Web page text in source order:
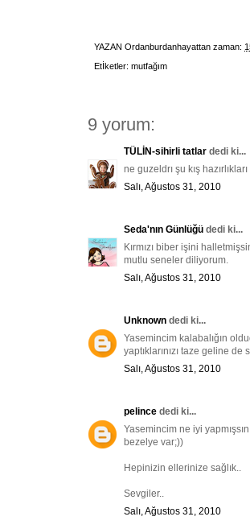
YAZAN Ordanburdanhayattan zaman:
Etİketler: mutfağım
9 yorum:
TÜLİN-sihirli tatlar dedi ki...
ne guzeldrı şu kış
Salı, Ağustos 31, 2010
Seda'nın Günlüğü dedi ki...
Kırmızı biber işini
mutlu seneler diliyorum.
Salı, Ağustos 31, 2010
Unknown dedi ki...
Yasemincim kalabalığın
yaptıklarınızı taze geline
Salı, Ağustos 31, 2010
pelince dedi ki...
Yasemincim ne iyi
bezelye var;))
Hepinizin ellerinize sağlık..
Sevgiler..
Salı, Ağustos 31, 2010